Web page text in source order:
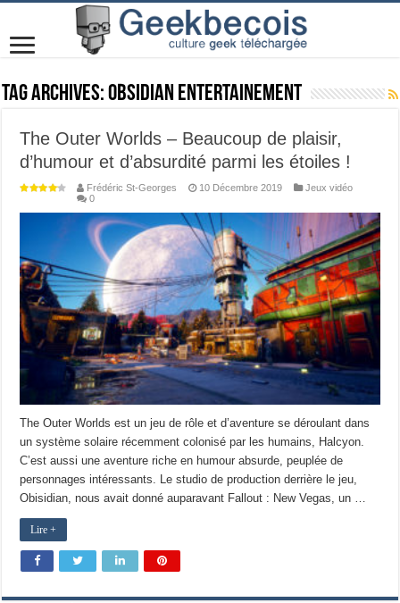
Tag Archives:Obsidian Entertainement
The Outer Worlds – Beaucoup de plaisir,
d’humour et d’absurdité parmi les étoiles !
Frédéric St-Georges 10 Décembre 2019
Jeux vidéo
0
The Outer Worlds est un jeu de rôle et d’aventure se déroulant dans
un système solaire récemment colonisé par les humains, Halcyon.
C’est aussi une aventure riche en humour absurde, peuplée de
personnages intéressants. Le studio de production derrière le jeu,
Obisidian, nous avait donné auparavant Fallout : New Vegas, un …
Lire +